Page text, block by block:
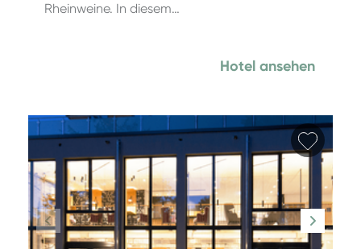
Rheinweine. In diesem…
Hotel ansehen